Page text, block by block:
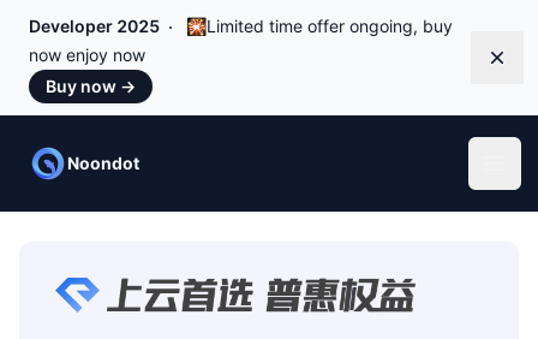
Developer 2025
🎇Limited time offer ongoing, buy
now enjoy now
Buy now →
Noondot